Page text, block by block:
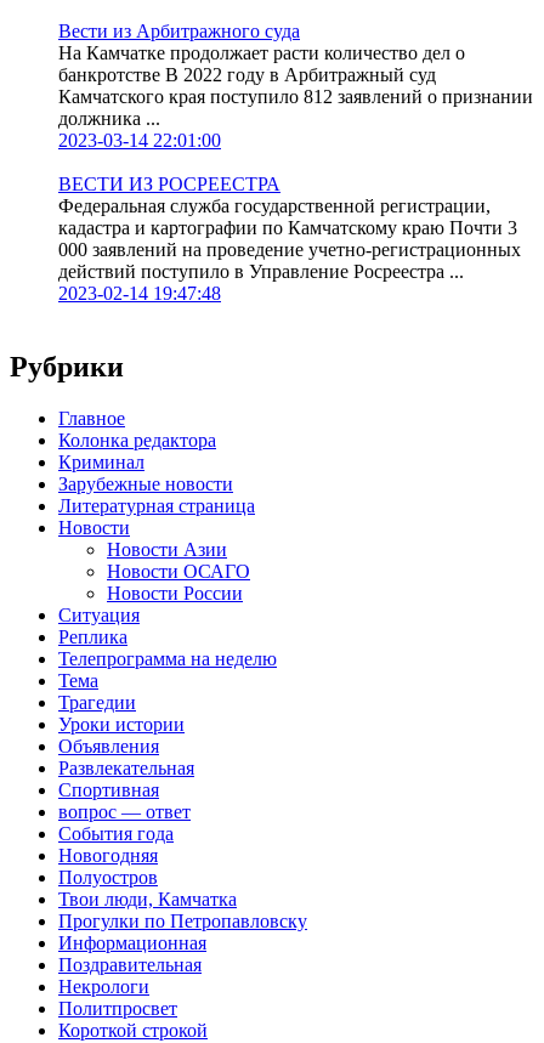
Вести из Арбитражного суда
На Камчатке продолжает расти количество дел о
банкротстве В 2022 году в Арбитражный суд
Камчатского края поступило 812 заявлений о признании
должника ...
2023-03-14 22:01:00
ВЕСТИ ИЗ РОСРЕЕСТРА
Федеральная служба государственной регистрации,
кадастра и картографии по Камчатскому краю Почти 3
000 заявлений на проведение учетно-регистрационных
действий поступило в Управление Росреестра ...
2023-02-14 19:47:48
Рубрики
Главное
Колонка редактора
Криминал
Зарубежные новости
Литературная страница
Новости
Новости Азии
Новости ОСАГО
Новости России
Ситуация
Реплика
Телепрограмма на неделю
Тема
Трагедии
Уроки истории
Объявления
Развлекательная
Спортивная
вопрос — ответ
События года
Новогодняя
Полуостров
Твои люди, Камчатка
Прогулки по Петропавловску
Информационная
Поздравительная
Некрологи
Политпросвет
Короткой строкой